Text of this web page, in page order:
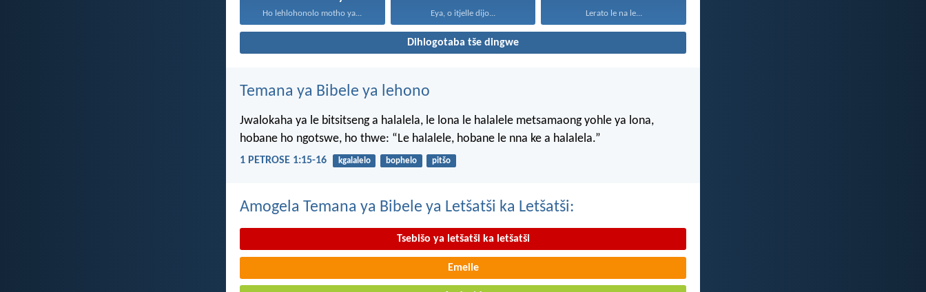
Ho lehlohonolo motho ya... Eya, o itjelle dijo... Lerato le na le...
Dihlogotaba tše dingwe
Temana ya Bibele ya lehono
Jwalokaha ya le bitsitseng a halalela, le lona le halalele metsamaong yohle ya lona,
hobane ho ngotswe, ho thwe: “Le halalele, hobane le nna ke a halalela.”
1 PETROSE 1:15-16 kgalalelo bophelo pitšo
Amogela Temana ya Bibele ya Letšatši ka Letšatši:
Tsebišo ya letšatši ka letšatši
Emeile